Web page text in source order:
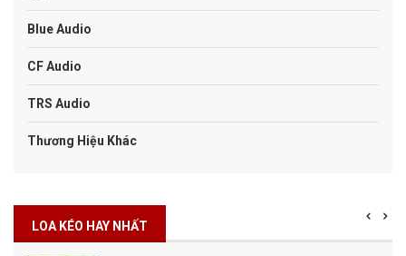
Blue Audio
CF Audio
TRS Audio
Thương Hiệu Khác
LOA KÉO HAY NHẤT